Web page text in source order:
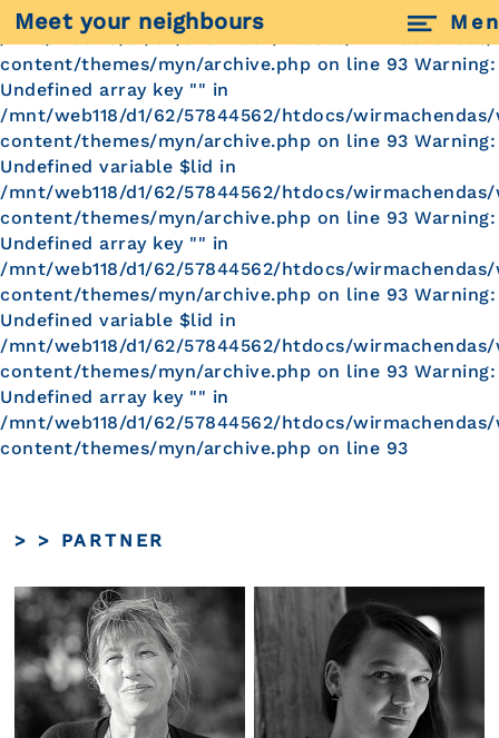
Warning: Undefined variable $lid in
/mnt/web118/d1/62/57844562/htdocs/
content/themes/myn/archive.php on line 93 Warning:
Undefined array key "" in
/mnt/web118/d1/62/57844562/htdocs/
content/themes/myn/archive.php on line 93 Warning:
Undefined variable $lid in
/mnt/web118/d1/62/57844562/htdocs/
content/themes/myn/archive.php on line 93 Warning:
Undefined array key "" in
/mnt/web118/d1/62/57844562/htdocs/
content/themes/myn/archive.php on line 93 Warning:
Undefined variable $lid in
/mnt/web118/d1/62/57844562/htdocs/
content/themes/myn/archive.php on line 93 Warning:
Undefined array key "" in
/mnt/web118/d1/62/57844562/htdocs/
content/themes/myn/archive.php on line 93
Meet your neighbours
Zum
springen
>> PARTNER